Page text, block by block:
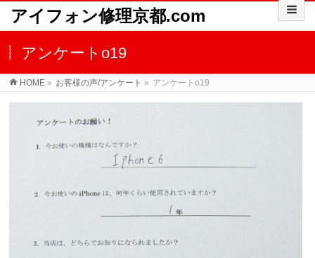
アイフォン修理京都.com
アンケートo19
HOME » お客様の声/アンケート » アンケートo19